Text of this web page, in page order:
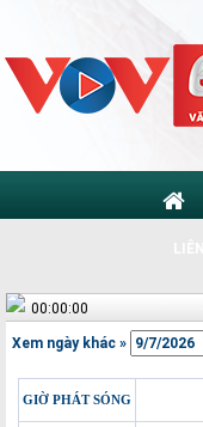
00:00:00
Xem ngày khác »
GIỜ PHÁT SÓNG